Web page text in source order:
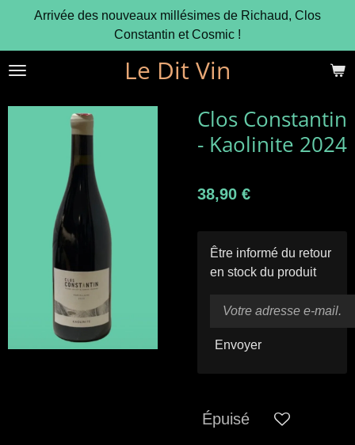
Passer
contenu
principal
Le Dit Vin
Arrivée des nouveaux millésimes de Richaud, Clos
Constantin et Cosmic !
Clos Constantin
- Kaolinite 2024
38,90 €
Être informé du retour
en stock du produit
Envoyer
Épuisé